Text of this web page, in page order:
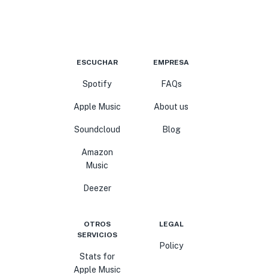
ESCUCHAR
Spotify
Apple Music
Soundcloud
Amazon
Music
Deezer
EMPRESA
FAQs
About us
Blog
OTROS
SERVICIOS
Stats for
Apple Music
LEGAL
Policy